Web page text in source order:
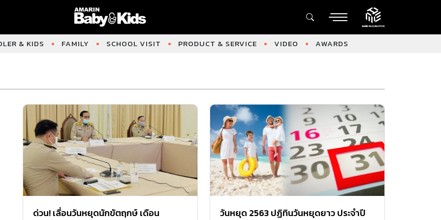
& KIDS FAMILY SCHOOL VISIT PRODUCT & SERVICE VIDEO AWARDS
ด่วน! เลื่อนวันหยุดนักขัตฤกษ์ เดือน วันหยุด 2563 ปฏิทินวันหยุดยาว ประจำปี